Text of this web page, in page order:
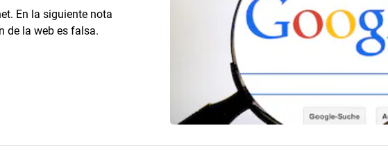
En la siguiente nota
de la web es falsa.